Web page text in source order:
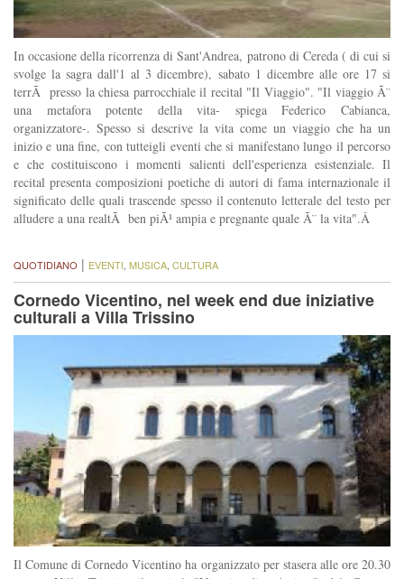
In occasione della ricorrenza di Sant'Andrea, patrono di Cereda ( di cui si
svolge la sagra dall'1 al 3 dicembre), sabato 1 dicembre alle ore 17 si
terrÃ presso la chiesa parrocchiale il recital "Il Viaggio". "Il viaggio Ã¨
una metafora potente della vita- spiega Federico Cabianca,
organizzatore-. Spesso si descrive la vita come un viaggio che ha un
inizio e una fine, con tutteigli eventi che si manifestano lungo il percorso
e che costituiscono i momenti salienti dell'esperienza esistenziale. Il
recital presenta composizioni poetiche di autori di fama internazionale il
significato delle quali trascende spesso il contenuto letterale del testo per
alludere a una realtÃ ben piÃ¹ ampia e pregnante quale Ã¨ la vita".Â
QUOTIDIANO | EVENTI MUSICA CULTURA
Cornedo Vicentino, nel week end due iniziative
culturali a Villa Trissino
Il Comune di Cornedo Vicentino ha organizzato per stasera alle ore 20.30